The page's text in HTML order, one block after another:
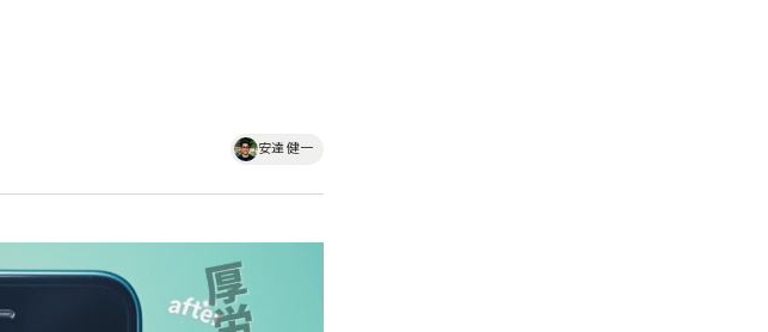
安達 健一